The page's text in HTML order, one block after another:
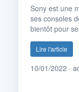
Sony est une
ses consoles
bientôt pour
Lire l'article
10/01/2022 ·